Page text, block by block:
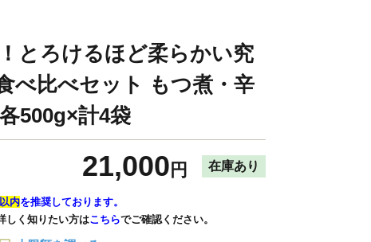
とろけるほど柔らかい究
べ比べセット もつ煮・辛
500g×計4袋
21,000 円 在庫あり
内を推奨しております。
しく知りたい方はこちらでご確認ください。